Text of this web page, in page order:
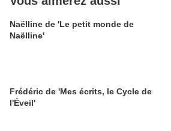
Naëlline de 'Le petit monde de
Naëlline'
Frédéric de 'Mes écrits, le Cycle de
l'Éveil'